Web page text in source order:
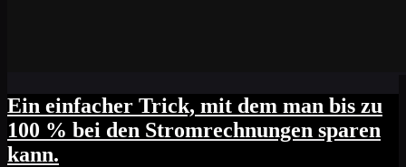
Ein einfacher Trick, mit dem man bis zu
100 % bei den Stromrechnungen sparen
kann.